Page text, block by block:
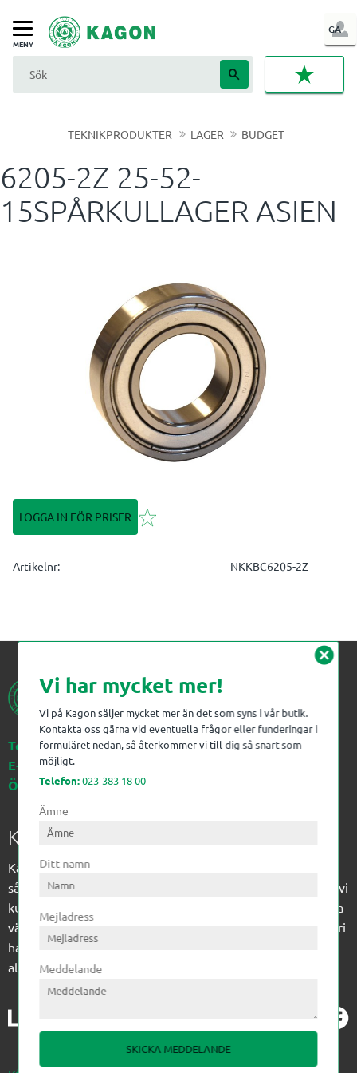
Meny
GA
IN
TEKNIKPRODUKTER LAGER BUDGET
6205-2Z 25-52-
15SPÅRKULLAGER ASIEN
LOGGA IN FÖR PRISER Lägg till i favoriter
Artikelnr NKKBC6205-2Z
Telefon:023-383 18 00
E-post:kagon@kagon.se
Öppettider:Måndag-Fredag, 07-16
Kagon AB
Kagon har sedan 1972 levererat kompetens till
sågverksindustrin och övrig industri. Till träindustrin tillför vi
kunskap med optimeringslösningar från timmerplanen hela
vägen fram till paketering/emballering och till övrig industri
har vi ett komplement sortiment av teknikprodukter med
allt ifrån slangtillverkning till transmission och lager.
cancel
Vi har mycket mer!
Vi på Kagon säljer mycket mer än det som syns i vår butik.
Kontakta oss gärna vid eventuella frågor eller funderingar i
formuläret nedan, så återkommer vi till dig så snart som
möjligt.
Telefon:023-383 18 00
Ämne
Ditt namn
Mejladress
Meddelande
SKICKA MEDDELANDE